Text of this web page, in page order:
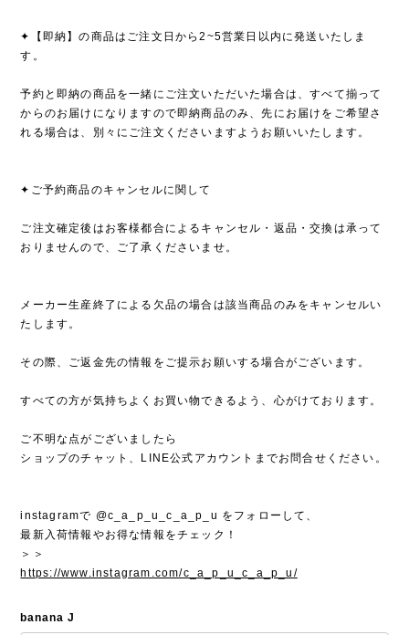
✦【即納】の商品はご注文日から2~5営業日以内に発送いたしま
す。
予約と即納の商品を一緒にご注文いただいた場合は、すべて揃って
からのお届けになりますので即納商品のみ、先にお届けをご希望さ
れる場合は、別々にご注文くださいますようお願いいたします。
✦ご予約商品のキャンセルに関して
ご注文確定後はお客様都合によるキャンセル・返品・交換は承って
おりませんので、ご了承くださいませ。
メーカー生産終了による欠品の場合は該当商品のみをキャンセルい
たします。
その際、ご返金先の情報をご提示お願いする場合がございます。
すべての方が気持ちよくお買い物できるよう、心がけております。
ご不明な点がございましたら
ショップのチャット、LINE公式アカウントまでお問合せください。
instagramで @c_a_p_u_c_a_p_u をフォローして、
最新入荷情報やお得な情報をチェック！
＞＞
https://www.instagram.com/c_a_p_u_c_a_p_u/
banana J